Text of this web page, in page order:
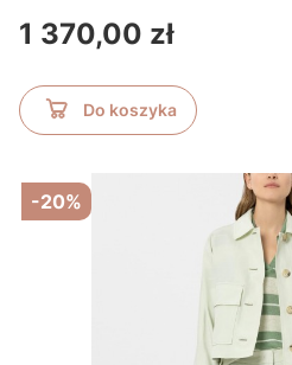
Cena
1 370,00 zł
Do koszyka
-20%